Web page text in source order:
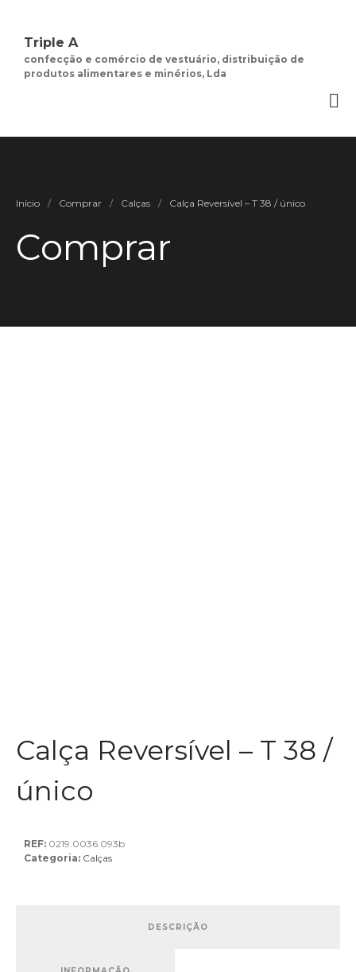
Moda Feminina
Social
Triple A
confecção e comércio de vestuário, distribuição de
produtos alimentares e minérios, Lda
Início / Comprar / Calças / Calça Reversível – T 38 / único
Comprar
Calça Reversível – T 38 /
único
REF: 0219.0036.093b
Categoria: Calças
DESCRIÇÃO